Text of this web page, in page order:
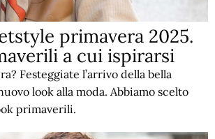
primavera 2025.
a cui ispirarsi
Festeggiate l’arrivo della bella
look alla moda. Abbiamo scelto
primaverili.